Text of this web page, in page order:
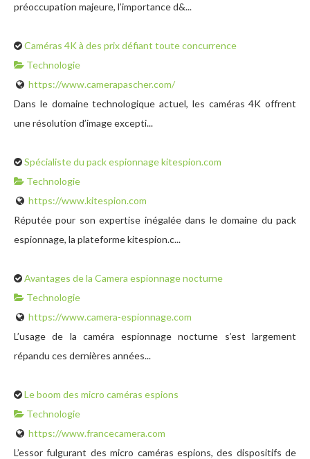
préoccupation majeure, l’importance d&...
Caméras 4K à des prix défiant toute concurrence
Technologie
https://www.camerapascher.com/
Dans le domaine technologique actuel, les caméras 4K offrent
une résolution d’image excepti...
Spécialiste du pack espionnage kitespion.com
Technologie
https://www.kitespion.com
Réputée pour son expertise inégalée dans le domaine du pack
espionnage, la plateforme kitespion.c...
Avantages de la Camera espionnage nocturne
Technologie
https://www.camera-espionnage.com
L’usage de la caméra espionnage nocturne s’est largement
répandu ces dernières années...
Le boom des micro caméras espions
Technologie
https://www.francecamera.com
L’essor fulgurant des micro caméras espions, des dispositifs de